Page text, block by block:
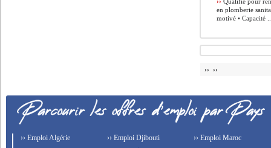
en plomberie
motivé • Capacité
›› ››
›› Emploi Algérie
›› Emploi Djibouti
›› Emploi Maroc